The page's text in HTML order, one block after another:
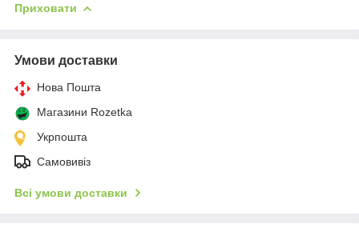
Приховати
Умови доставки
Нова Пошта
Магазини Rozetka
Укрпошта
Самовивіз
Всі умови доставки